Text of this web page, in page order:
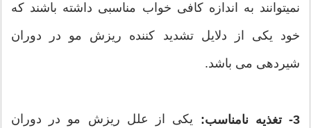
نمیتوانند به اندازه کافی خواب مناسبی داشته باشند که
خود یکی از دلایل تشدید کننده ریزش مو در دوران
شیردهی می باشد.
3- تغذیه نامناسب: یکی از علل ریزش مو در دوران